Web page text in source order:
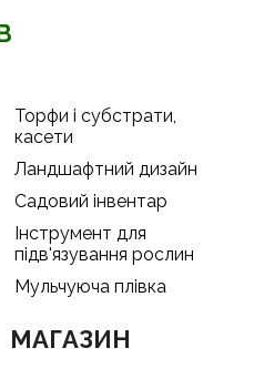
Торфи і субстрати,
касети
Ландшафтний дизайн
Садовий інвентар
Інструмент для
підв'язування рослин
Мульчуюча плівка
МАГАЗИН